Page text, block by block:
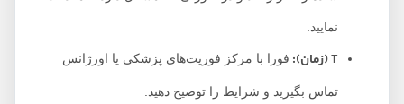
نمایید.
(زمان):فورا با مرکز فوریت‌های پزشکی یا اورژانس
تماس بگیرید و شرایط را توضیح دهید.